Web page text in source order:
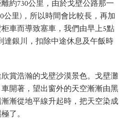
約730公里，由於戈壁公路那一
公里)，所以時間會比較長，再加
車而導致塞車，我們由早上5點
達銀川，扣除中途休息及午飯時
賞浩瀚的戈壁沙漠景色。戈壁灘
開著，望出窗外的天空漸漸由黑
漸從地平線升起時，把天空染成
了。